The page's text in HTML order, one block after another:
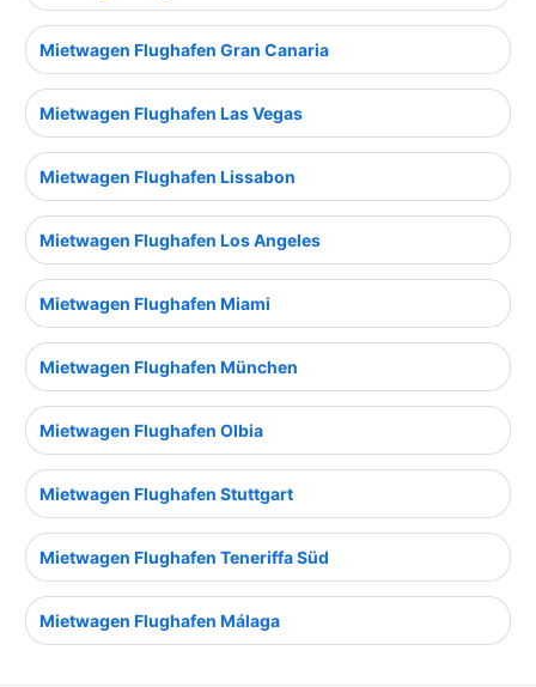
Mietwagen Flughafen Gran Canaria
Mietwagen Flughafen Las Vegas
Mietwagen Flughafen Lissabon
Mietwagen Flughafen Los Angeles
Mietwagen Flughafen Miami
Mietwagen Flughafen München
Mietwagen Flughafen Olbia
Mietwagen Flughafen Stuttgart
Mietwagen Flughafen Teneriffa Süd
Mietwagen Flughafen Málaga